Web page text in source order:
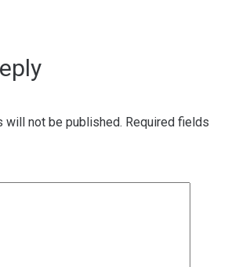
will not be published. Required fields